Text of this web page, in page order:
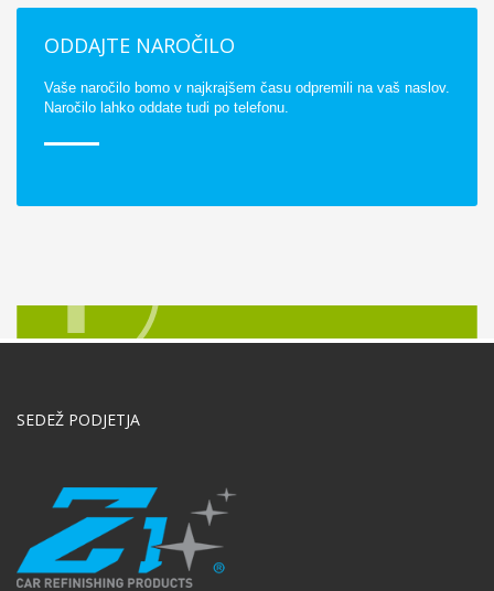
ODDAJTE NAROČILO
Vaše naročilo bomo v najkrajšem času odpremili na vaš naslov.
Naročilo lahko oddate tudi po telefonu.
SEDEŽ PODJETJA